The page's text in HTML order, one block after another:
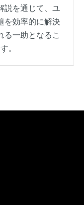
説を通じて、ユ
を効率的に解決
る一助となるこ
。